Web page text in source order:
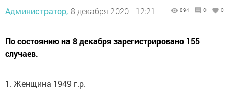
Администратор, 8 декабря 2020 - 12:21 894 0 0
По состоянию на 8 декабря зарегистрировано 155
случаев.
1. Женщина 1949 г.р.